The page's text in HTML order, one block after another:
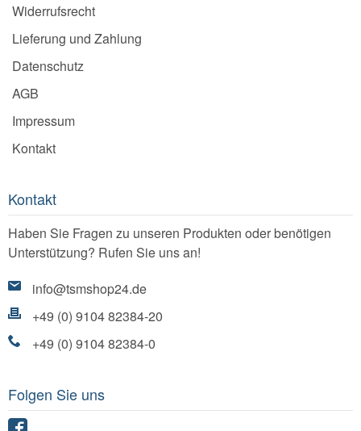
Widerrufsrecht
Lieferung und Zahlung
Datenschutz
AGB
Impressum
Kontakt
Kontakt
Haben Sie Fragen zu unseren Produkten oder benötigen
Unterstützung? Rufen Sie uns an!
info@tsmshop24.de
+49 (0) 9104 82384-20
+49 (0) 9104 82384-0
Folgen Sie uns